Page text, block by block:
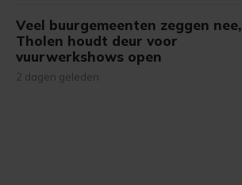
Veel buurgemeenten zeggen nee,
Tholen houdt deur voor
vuurwerkshows open
2 dagen geleden